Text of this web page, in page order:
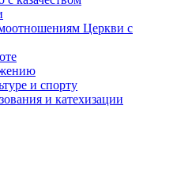
Церкви с
и спорту
и катехизации